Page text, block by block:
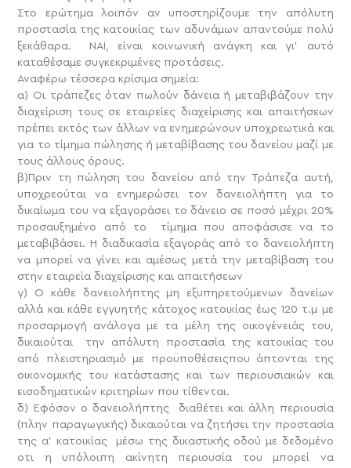
Στο ερώτημα λοιπόν αν υποστηρίζουμε την απόλυτη
προστασία της κατοικίας των αδυνάμων απαντούμε πολύ
ξεκάθαρα. ΝΑΙ, είναι κοινωνική ανάγκη και γι’ αυτό
καταθέσαμε συγκεκριμένες προτάσεις.
Αναφέρω τέσσερα κρίσιμα σημεία:
α) Οι τράπεζες όταν πωλούν δάνεια ή μεταβιβάζουν την
διαχείριση τους σε εταιρείες διαχείρισης και απαιτήσεων
πρέπει εκτός των άλλων να ενημερώνουν υποχρεωτικά και
για το τίμημα πώλησης ή μεταβίβασης του δανείου μαζί με
τους άλλους όρους.
β)Πριν τη πώληση του δανείου από την Τράπεζα αυτή,
υποχρεούται να ενημερώσει τον δανειολήπτη για το
δικαίωμα του να εξαγοράσει το δάνειο σε ποσό μέχρι 20%
προσαυξημένο από το τίμημα που αποφάσισε να το
μεταβιβάσει. Η διαδικασία εξαγοράς από το δανειολήπτη
να μπορεί να γίνει και αμέσως μετά την μεταβίβαση του
στην εταιρεία διαχείρισης και απαιτήσεων
γ) Ο κάθε δανειολήπτης μη εξυπηρετούμενων δανείων
αλλά και κάθε εγγυητής κάτοχος κατοικίας έως 120 τ.μ με
προσαρμογή ανάλογα με τα μέλη της οικογένειάς του,
δικαιούται την απόλυτη προστασία της κατοικίας του
από πλειστηριασμό με προϋποθέσειςπου άπτονται της
οικονομικής του κατάστασης και των περιουσιακών και
εισοδηματικών κριτηρίων που τίθενται.
δ) Εφόσον ο δανειολήπτης διαθέτει και άλλη περιουσία
(πλην παραγωγικής) δικαιούται να ζητήσει την προστασία
της α’ κατοικίας μέσω της δικαστικής οδού με δεδομένο
οτι η υπόλοιπη ακίνητη περιουσία του μπορεί να